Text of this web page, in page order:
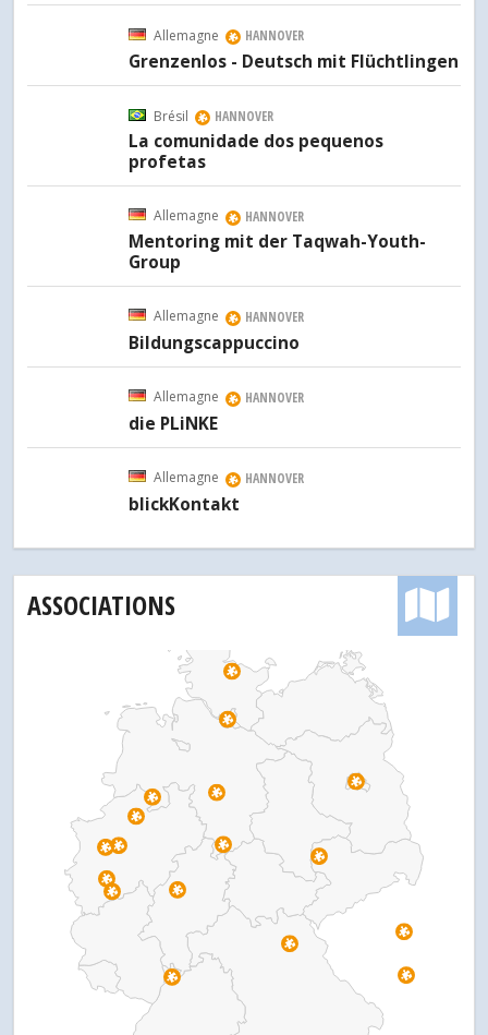
Allemagne HANNOVER
Grenzenlos - Deutsch mit Flüchtlingen
Brésil HANNOVER
La comunidade dos pequenos
profetas
Allemagne HANNOVER
Mentoring mit der Taqwah-Youth-
Group
Allemagne HANNOVER
Bildungscappuccino
Allemagne HANNOVER
die PLiNKE
Allemagne HANNOVER
blickKontakt
ASSOCIATIONS